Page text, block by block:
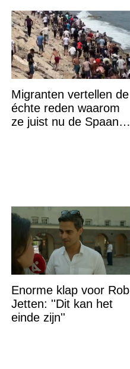
Migranten vertellen de
échte reden waarom
ze juist nu de Spaanse
Enorme klap voor Rob
Jetten: ''Dit kan het
einde zijn''